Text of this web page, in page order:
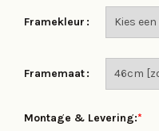
Framekleur
Framemaat
Montage & Levering:*